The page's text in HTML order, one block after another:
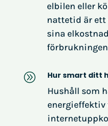
elbilen eller
nattetid är
sina
A Hur smart ditt
Hushåll som